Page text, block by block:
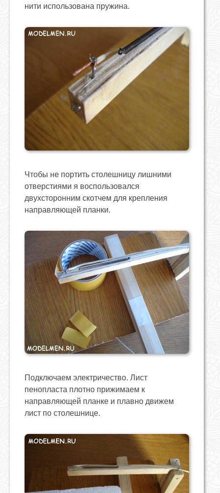
нити использована пружина.
Чтобы не портить столешницу лишними
отверстиями я воспользовался
двухсторонним скотчем для крепления
направляющей планки.
Подключаем электричество. Лист
пенопласта плотно прижимаем к
направляющей планке и плавно движем
лист по столешнице.